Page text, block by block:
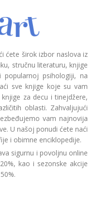
ćete širok izbor naslova iz
stručnu literaturu, knjige
psihologiji, na
sve knjige koje su vam
za decu i tinejdžere,
oblasti. Zahvaljujući
vam najnovija
U našoj ponudi ćete naći
i obimne enciklopedije.
sigurnu i povoljnu online
kao i sezonske akcije